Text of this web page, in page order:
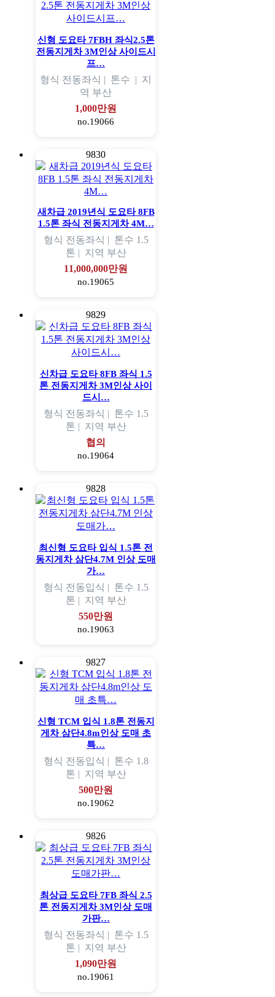
신형 도요타 7FBH 좌식2.5톤
전동지게차 3M인상 사이드시
프…
형식 전동좌식 | 톤수 | 지
역 부산
1,000만원
no.19066
9830
새차급 2019년식 도요타 8FB
1.5톤 좌식 전동지게차 4M…
형식 전동좌식 | 톤수 1.5
톤 | 지역 부산
11,000,000만원
no.19065
9829
신차급 도요타 8FB 좌식 1.5
톤 전동지게차 3M인상 사이
드시…
형식 전동좌식 | 톤수 1.5
톤 | 지역 부산
협의
no.19064
9828
최신형 도요타 입식 1.5톤 전
동지게차 삼단4.7M 인상 도매
가…
형식 전동입식 | 톤수 1.5
톤 | 지역 부산
550만원
no.19063
9827
신형 TCM 입식 1.8톤 전동지
게차 삼단4.8m인상 도매 초
특…
형식 전동입식 | 톤수 1.8
톤 | 지역 부산
500만원
no.19062
9826
최상급 도요타 7FB 좌식 2.5
톤 전동지게차 3M인상 도매
가판…
형식 전동좌식 | 톤수 1.5
톤 | 지역 부산
1,090만원
no.19061